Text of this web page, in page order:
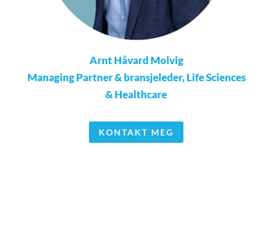
Arnt Håvard Molvig
Managing Partner & bransjeleder, Life Sciences
& Healthcare
KONTAKT MEG